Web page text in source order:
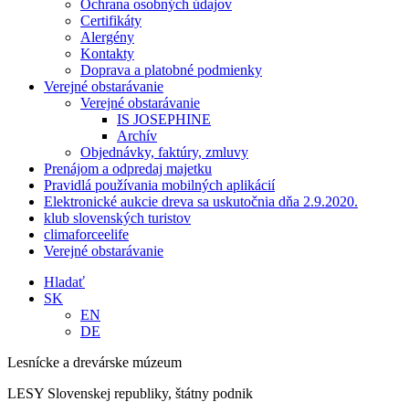
Ochrana osobných údajov
Certifikáty
Alergény
Kontakty
Doprava a platobné podmienky
Verejné obstarávanie
Verejné obstarávanie
IS JOSEPHINE
Archív
Objednávky, faktúry, zmluvy
Prenájom a odpredaj majetku
Pravidlá používania mobilných aplikácií
Elektronické aukcie dreva sa uskutočnia dňa 2.9.2020.
klub slovenských turistov
climaforceelife
Verejné obstarávanie
Hladať
SK
EN
DE
Lesnícke a drevárske múzeum
LESY Slovenskej republiky, štátny podnik